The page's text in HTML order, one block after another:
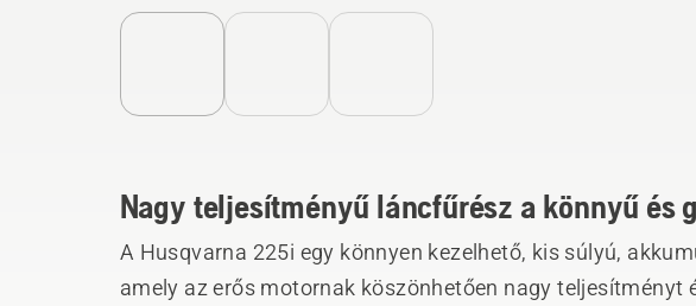
Nagy teljesítményű láncfűrész a könnyű és
A Husqvarna 225i egy könnyen kezelhető, kis súlyú,
amely az erős motornak köszönhetően nagy teljesítményt